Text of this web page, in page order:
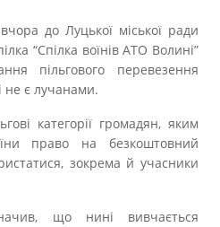
до Луцької міської ради
“Спілка воїнів АТО Волині”
пільгового перевезення
не є лучанами.
категорії громадян, яким
право на безкоштовний
зокрема й учасники
що нині вивчається